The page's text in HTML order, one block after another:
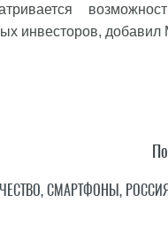
инвесторов,
,СМАРТФОНЫ, РОССИЯ